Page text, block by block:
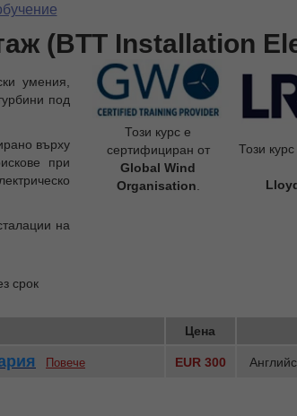
(BTT Installation
умения,
под
върху
при
на
Този курс е
сертифициран от
Global Wind
Organisation.
Този
срок
Цена
Повече EUR 300